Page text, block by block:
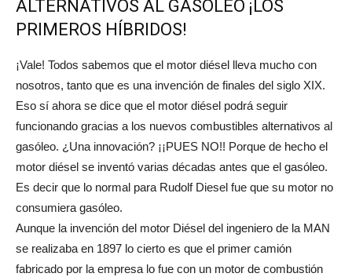
ALTERNATIVOS AL GASÓLEO ¡LOS
PRIMEROS HÍBRIDOS!
¡Vale! Todos sabemos que el motor diésel lleva mucho con
nosotros, tanto que es una invención de finales del siglo XIX.
Eso sí ahora se dice que el motor diésel podrá seguir
funcionando gracias a los nuevos combustibles alternativos al
gasóleo. ¿Una innovación? ¡¡PUES NO!! Porque de hecho el
motor diésel se inventó varias décadas antes que el gasóleo.
Es decir que lo normal para Rudolf Diesel fue que su motor no
consumiera gasóleo.
Aunque la invención del motor Diésel del ingeniero de la MAN
se realizaba en 1897 lo cierto es que el primer camión
fabricado por la empresa lo fue con un motor de combustión